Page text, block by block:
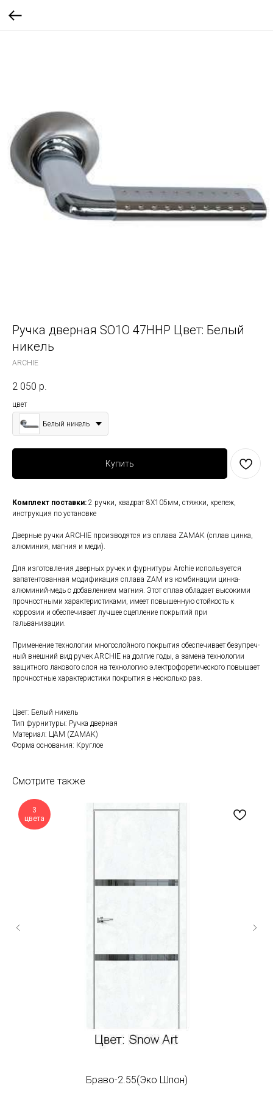
Ручка дверная SO1O 47HHP Цвет: Белый
никель
ARCHIE
2 050 р.
цвет
Белый никель
Купить
Комплект поставки: 2 ручки, квадрат 8Х105мм, стяжки, крепеж,
инструкция по установке
Дверные ручки ARCHIE производятся из сплава ZAMAK (сплав цинка,
алюминия, магния и меди).
Для изготовления дверных ручек и фурнитуры Archie используется
запатентованная модификация сплава ZAM из комбинации цинка-
алюминий-медь с добавлением магния. Этот сплав обладает высокими
прочностными характеристиками, имеет повышенную стойкость к
коррозии и обеспечивает лучшее сцепление покрытий при
гальванизации.
Применение технологии многослойного покрытия обеспечивает безупреч-
ный внешний вид ручек ARCHIE на долгие годы, а замена технологии
защитного лакового слоя на технологию электрофоретического повышает
прочностные характеристики покрытия в несколько раз.
Цвет: Белый никель
Тип фурнитуры: Ручка дверная
Материал: ЦАМ (ZAMAK)
Форма основания: Круглое
Смотрите также
3
цвета
Браво-2.55(Эко Шпон)